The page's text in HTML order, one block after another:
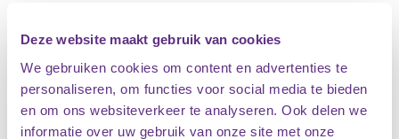
Deze website maakt gebruik van cookies
We gebruiken cookies om content en advertenties te
personaliseren, om functies voor social media te bieden
en om ons websiteverkeer te analyseren. Ook delen we
informatie over uw gebruik van onze site met onze
Bekijk Blog